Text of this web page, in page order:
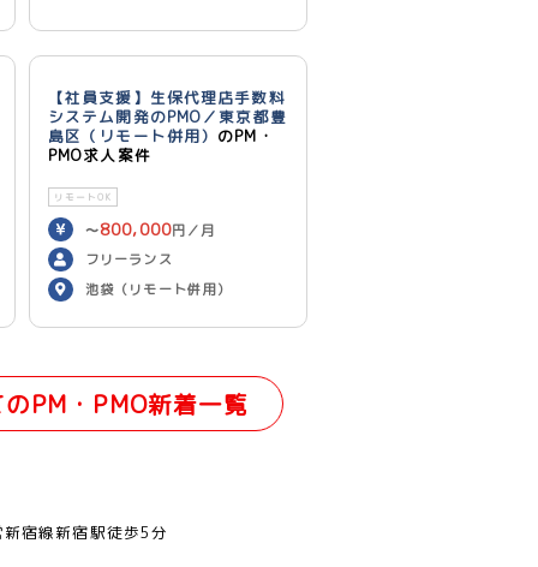
【社員支援】生保代理店手数料
システム開発のPMO／東京都豊
島区（リモート併用） のPM・
PMO求人案件
リモートOK
〜800,000円／月
フリーランス
池袋（リモート併用）
PM・PMO新着一覧
新宿線新宿駅徒歩5分